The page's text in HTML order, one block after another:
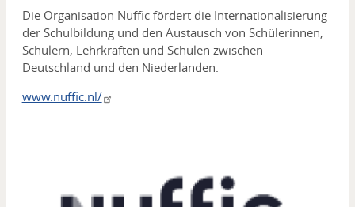
Die Organisation Nuffic fördert die Internationalisierung
der Schulbildung und den Austausch von Schülerinnen,
Schülern, Lehrkräften und Schulen zwischen
Deutschland und den Niederlanden.
www.nuffic.nl/